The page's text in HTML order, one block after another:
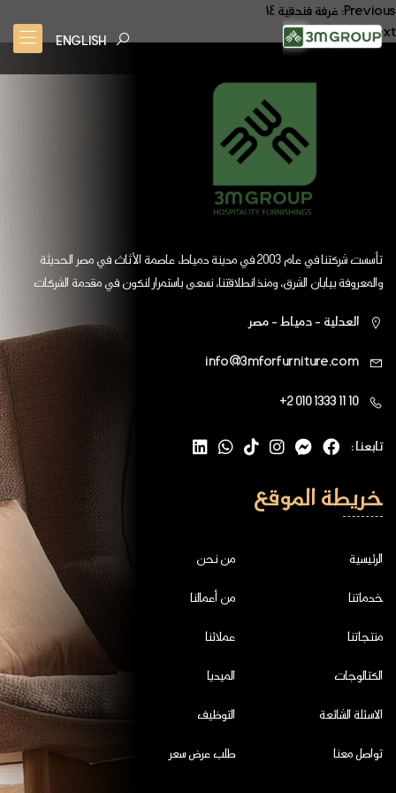
ENGLISH
تصفّح
المقالات
Previous: غرفة فندقية ١٤
Next: غرفة فندقية ١٦
تأسست شركتنا في عام 2003 في مدينة دمياط، عاصمة الأثاث في مصر الحديثة
والمعروفة بيابان الشرق، ومنذ انطلاقتنا، نسعى باستمرار لنكون في مقدمة الشركات
العدلية - دمياط - مصر
info@3mforfurniture.com
+2 010 1333 11 10
تابعنا :
خريطة الموقع
الرئيسية من نحن
خدماتنا من أعمالنا
منتجاتنا عملائنا
الكتالوجات الميديا
الاسئلة الشائعة التوظيف
تواصل معنا طلب عرض سعر